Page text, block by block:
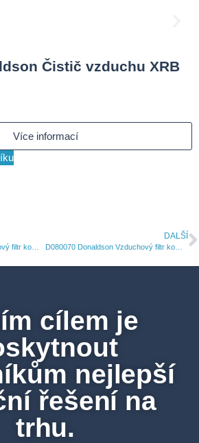
Čistič vzduchu XRB
Více informací
DALŠÍ
D080070 Donaldson Vzduchový filtr komplet PSD PowerCore
cílem je
nejlepší
řešení na
trhu.